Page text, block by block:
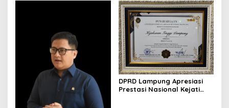
DPRD Lampung Apresiasi
Prestasi Nasional Kejati